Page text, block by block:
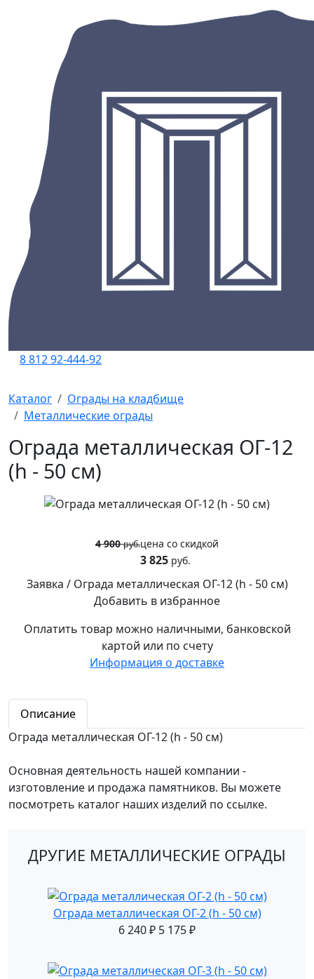
8 812 92-444-92
Каталог
Ограды на кладбище
Металлические ограды
Ограда металлическая ОГ-12
(h - 50 см)
4 900 руб.цена со скидкой
3 825 руб.
Заявка / Ограда металлическая ОГ-12 (h - 50 см)
Добавить в избранное
Оплатить товар можно наличными, банковской
картой или по счету
Информация о доставке
Описание
Ограда металлическая ОГ-12 (h - 50 см)
Основная деятельность нашей компании -
изготовление и продажа памятников. Вы можете
посмотреть каталог наших изделий по ссылке.
ДРУГИЕ МЕТАЛЛИЧЕСКИЕ ОГРАДЫ
Ограда металлическая ОГ-2 (h - 50 см)
6 240₽ 5 175₽